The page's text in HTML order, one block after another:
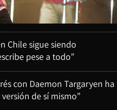
Chile sigue siendo
pese a todo”
con Daemon Targaryen ha
de sí mismo”